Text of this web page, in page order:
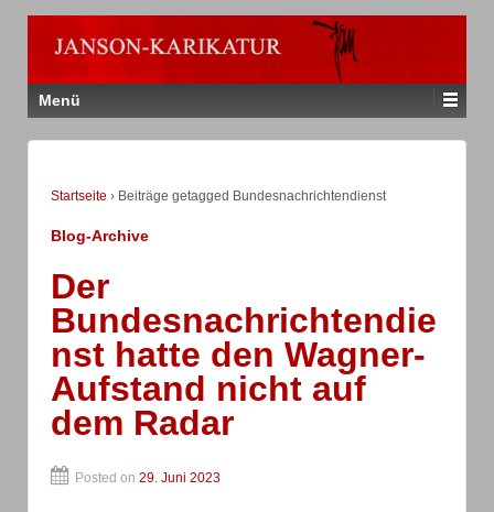
Menü
Startseite › Beiträge getagged Bundesnachrichtendienst
Blog-Archive
Der
Bundesnachrichtendie
nst hatte den Wagner-
Aufstand nicht auf
dem Radar
Posted on 29. Juni 2023